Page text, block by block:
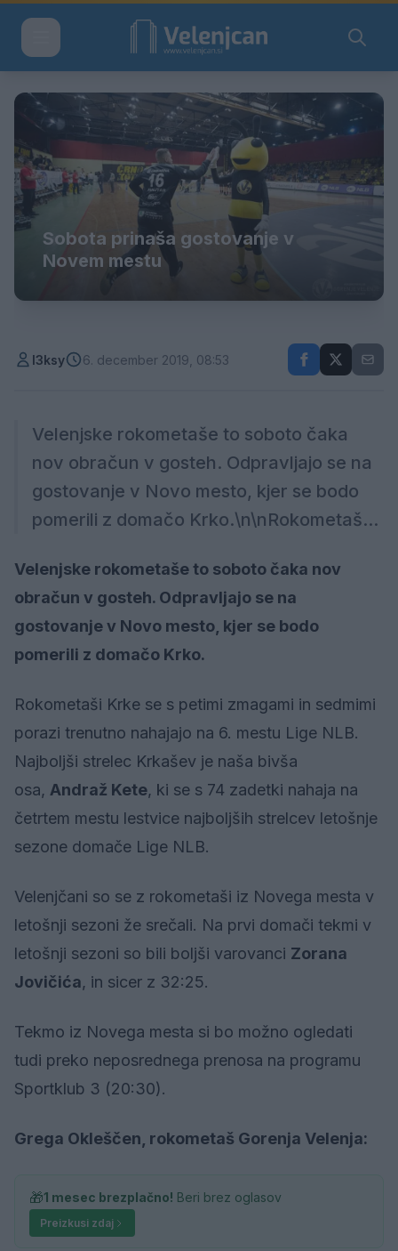
Sobota prinaša gostovanje v
Novem mestu
l3ksy 6. december 2019, 08:53
Velenjske rokometaše to soboto čaka
nov obračun v gosteh. Odpravljajo se na
gostovanje v Novo mesto, kjer se bodo
pomerili z domačo Krko.\n\nRokometaš...
Velenjske rokometaše to soboto čaka nov
obračun v gosteh. Odpravljajo se na
gostovanje v Novo mesto, kjer se bodo
pomerili z domačo Krko.
Rokometaši Krke se s petimi zmagami in sedmimi
porazi trenutno nahajajo na 6. mestu Lige NLB.
Najboljši strelec Krkašev je naša bivša
osa, Andraž Kete, ki se s 74 zadetki nahaja na
četrtem mestu lestvice najboljših strelcev letošnje
sezone domače Lige NLB.
Velenjčani so se z rokometaši iz Novega mesta v
letošnji sezoni že srečali. Na prvi domači tekmi v
letošnji sezoni so bili boljši varovanci Zorana
Jovičića, in sicer z 32:25.
Tekmo iz Novega mesta si bo možno ogledati
tudi preko neposrednega prenosa na programu
Sportklub 3 (20:30).
Grega Okleščen, rokometaš Gorenja Velenja:
🎁1 mesec brezplačno! Beri brez oglasov
Preizkusi zdaj